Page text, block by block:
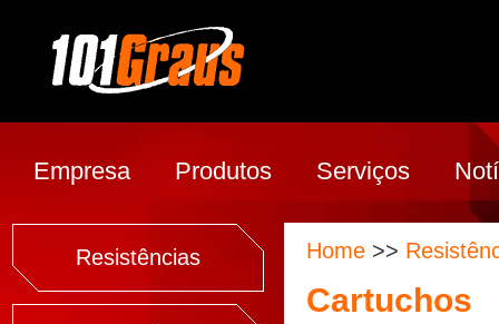
Empresa Produtos Serviços
Resistências Home >>
Cartuchos